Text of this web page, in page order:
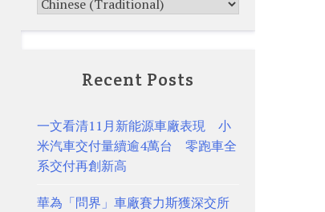
Recent Posts
一文看清11月新能源車廠表現 小
米汽車交付量續逾4萬台 零跑車全
系交付再創新高
華為「問界」車廠賽力斯獲深交所